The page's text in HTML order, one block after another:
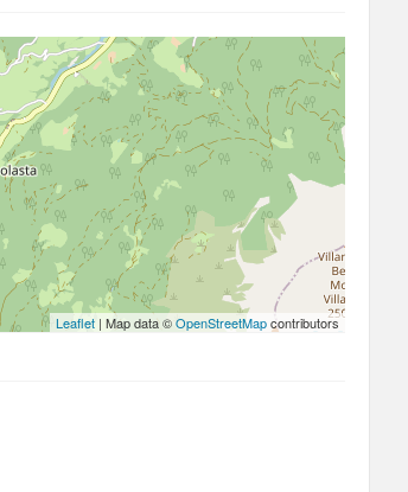
Leaflet | Map data ©OpenStreetMapcontributors